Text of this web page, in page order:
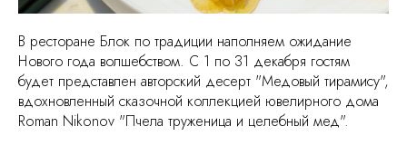
В ресторане Блок по традиции наполняем ожидание
Нового года волшебством. С 1 по 31 декабря гостям
будет представлен авторский десерт "Медовый тирамису",
вдохновленный сказочной коллекцией ювелирного дома
Roman Nikonov "Пчела труженица и целебный мед".